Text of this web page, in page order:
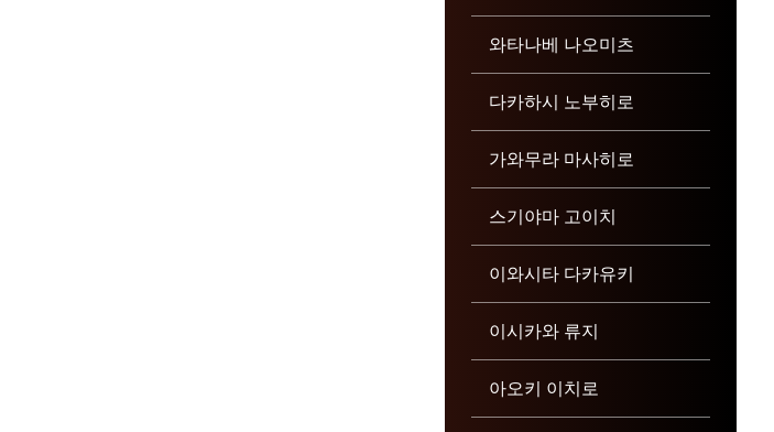
와타나베 나오미츠
다카하시 노부히로
가와무라 마사히로
스기야마 고이치
이와시타 다카유키
이시카와 류지
아오키 이치로